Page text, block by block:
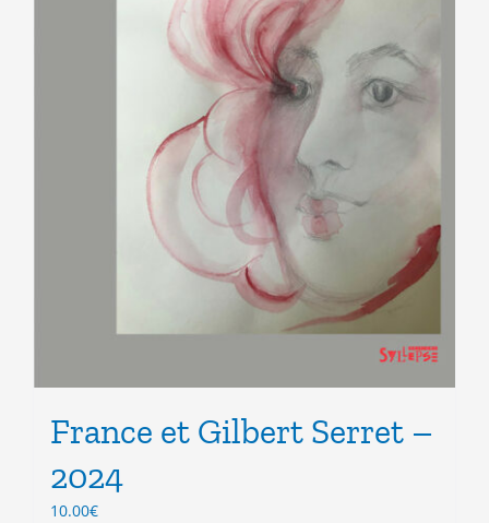
France et Gilbert Serret –
2024
10.00€